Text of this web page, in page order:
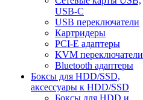
USB-C
USB переключатели
Картридеры
PCI-E адаптеры
KVM переключатели
Bluetooth адаптеры
Боксы для HDD/SSD,
аксессуары к HDD/SSD
Боксы для HDD и